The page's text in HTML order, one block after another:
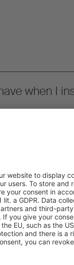
when I
in my
of stand-